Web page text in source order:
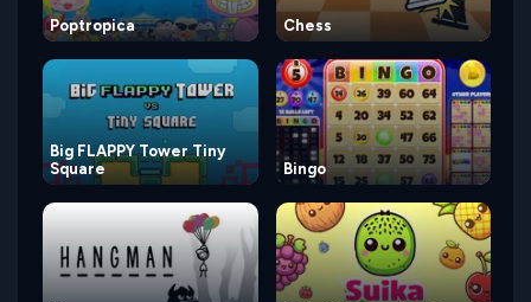
Poptropica Chess
Big FLAPPY Tower Tiny
Square
Bingo